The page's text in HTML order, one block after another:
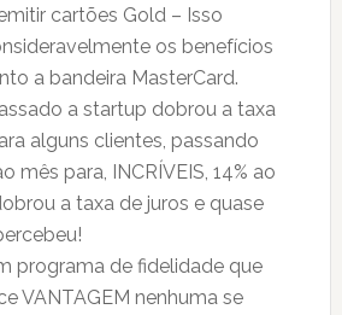
cartões Gold – Isso
os benefícios
a bandeira MasterCard.
a startup dobrou a taxa
alguns clientes, passando
mês para, INCRÍVEIS, 14% ao
a taxa de juros e quase
programa de fidelidade que
VANTAGEM nenhuma se